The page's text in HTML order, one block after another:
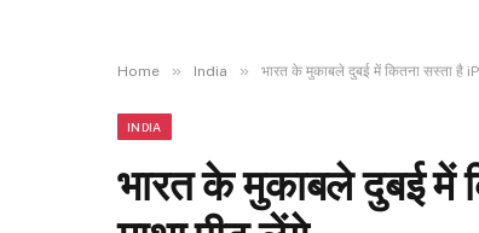
Home » India » भारत के मुकाबले दुबई में कितना सस्ता है
INDIA
भारत के मुकाबले दुबई में